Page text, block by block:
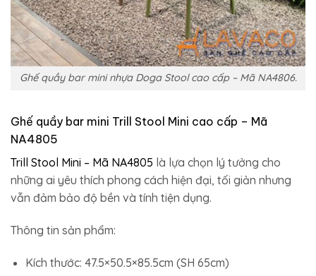
Ghế quầy bar mini nhựa Doga Stool cao cấp – Mã NA4806.
Ghế quầy bar mini Trill Stool Mini cao cấp – Mã
NA4805
Trill Stool Mini – Mã NA4805 là lựa chọn lý tưởng cho
những ai yêu thích phong cách hiện đại, tối giản nhưng
vẫn đảm bảo độ bền và tính tiện dụng.
Thông tin sản phẩm:
Kích thước: 47.5×50.5×85.5cm (SH 65cm)